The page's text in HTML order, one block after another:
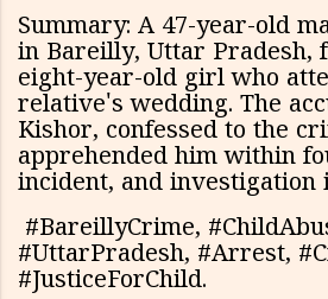
Summary: A 47-year-old
in Bareilly, Uttar Pradesh,
eight-year-old girl who
relative's wedding. The
Kishor, confessed to the
apprehended him within
incident, and investigation
#BareillyCrime,
#UttarPradesh, #Arrest,
#JusticeForChild.